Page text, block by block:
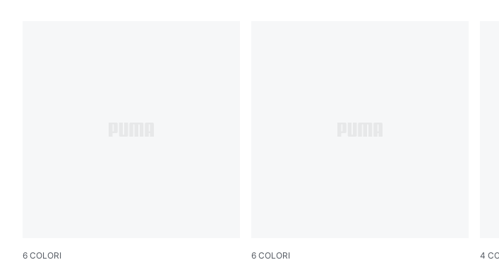
6 COLORI 6 COLORI 4